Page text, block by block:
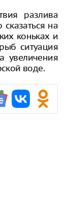
разлива
сказаться на
коньках и
ситуация
увеличения
воде.